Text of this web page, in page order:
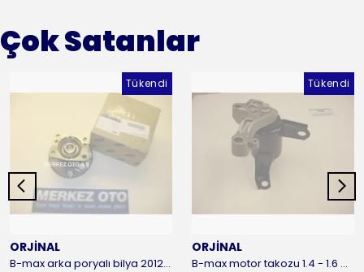
Çok Satanlar
Tükendi
ORJİNAL
B-max arka poryalı bilya 2012-2016 ORJİNAL
Tükendi
ORJİNAL
B-max motor takozu 1.4 - 1.6 benzinli 2012-2016 ORJİNAL